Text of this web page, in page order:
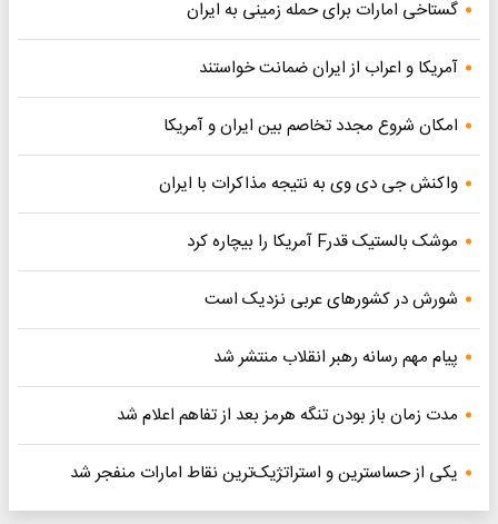
گستاخی امارات برای حمله زمینی به ایران
آمریکا و اعراب از ایران ضمانت خواستند
امکان شروع مجدد تخاصم‌ بین ایران و آمریکا
واکنش جی دی وی به نتیجه مذاکرات با ایران
موشک بالستیک قدرF آمریکا را بیچاره کرد
شورش در کشورهای عربی نزدیک است
پیام مهم رسانه رهبر انقلاب منتشر شد
مدت زمان باز بودن تنگه هرمز بعد از تفاهم اعلام شد
یکی از حساسترین و استراتژیک‌ترین نقاط امارات منفجر شد